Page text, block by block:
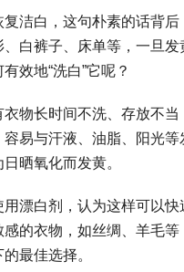
洁白，这句朴素的话背
白裤子、床单等，一旦
效地“洗白”它呢？
物长时间不洗、存放不
易与汗液、油脂、阳光
晒氧化而发黄。
漂白剂，认为这样可以
的衣物，如丝绸、羊毛
最佳选择。